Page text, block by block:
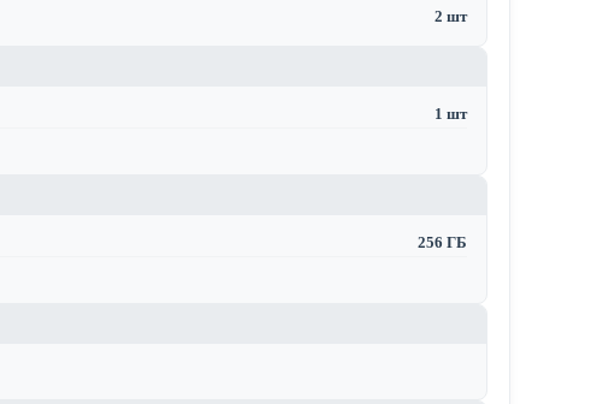
2 шт
1 шт
256 ГБ